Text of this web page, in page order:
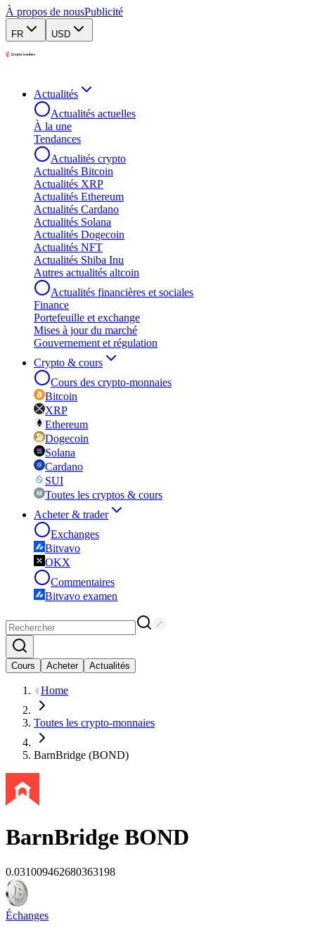
À propos de nousPublicité
FR USD
Actualités
Actualités actuelles
À la une
Tendances
Actualités crypto
Actualités Bitcoin
Actualités XRP
Actualités Ethereum
Actualités Cardano
Actualités Solana
Actualités Dogecoin
Actualités NFT
Actualités Shiba Inu
Autres actualités altcoin
Actualités financières et sociales
Finance
Portefeuille et exchange
Mises à jour du marché
Gouvernement et régulation
Crypto & cours
Cours des crypto-monnaies
Bitcoin
XRP
Ethereum
Dogecoin
Solana
Cardano
SUI
Toutes les cryptos & cours
Acheter & trader
Exchanges
Bitvavo
OKX
Commentaires
Bitvavo examen
Cours Acheter Actualités
Home
Toutes les crypto-monnaies
BarnBridge (BOND)
BarnBridge BOND
0.031009462680363198
Échanges